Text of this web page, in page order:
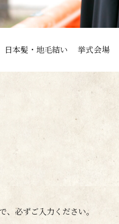
日本髪・地毛結い 挙式会場
、必ずご入力ください。